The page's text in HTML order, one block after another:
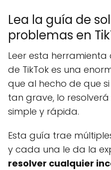
Lea la guía de
problemas en
Leer esta
de TikTok es una
que al hecho de que
tan grave, lo
simple y rápida.
Esta guía trae
y cada una le da la
resolver cualquier